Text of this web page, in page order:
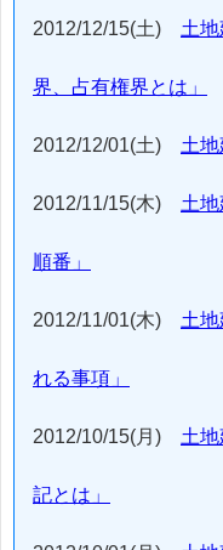
2012/12/15(土) 土
界、占有権界とは」
2012/12/01(土) 土
2012/11/15(木) 土
順番」
2012/11/01(木) 土
れる事項」
2012/10/15(月) 土
記とは」